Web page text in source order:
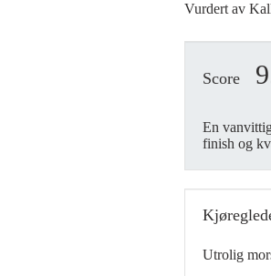
Vurdert av
Score
En
finish og
Utrolig